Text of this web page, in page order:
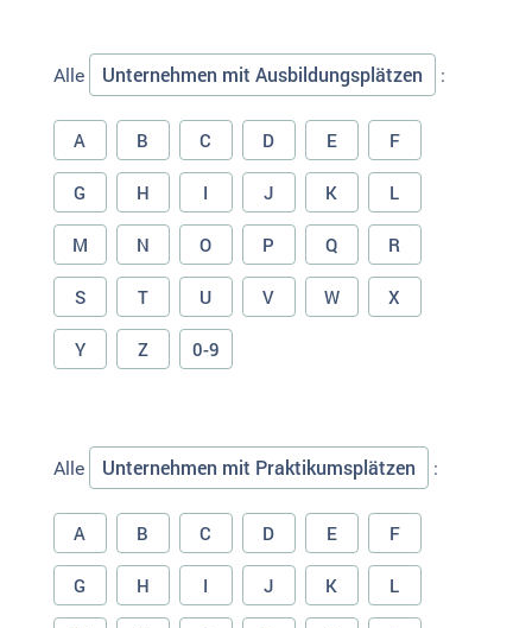
Alle Unternehmen mit Ausbildungsplätzen :
A B C D E F
G H I J K L
M N O P Q R
S T U V W X
Y Z 0-9
Alle Unternehmen mit Praktikumsplätzen :
A B C D E F
G H I J K L